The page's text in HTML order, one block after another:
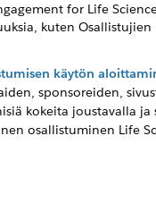
for Life
kuten
käytön
sponsoreiden,
kokeita joustavalla ja
osallistuminen Life
perehdytystäan ja